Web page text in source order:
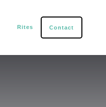
Rites Contact